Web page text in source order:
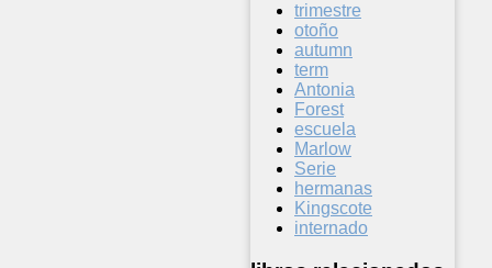
trimestre
otoño
autumn
term
Antonia
Forest
escuela
Marlow
Serie
hermanas
Kingscote
internado